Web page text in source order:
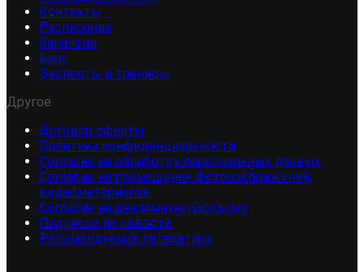
Контакты
Расписание
Вакансии
Блог
Эксперты и тренеры
Другое
Договор оферты
Политика конфиденциальности
Согласие на обработку персональных данных
Согласие на размещение фотоизображений,
видеоматериалов
Согласие на рекламную рассылку
Подписка на новости
Рекомендуемая литература